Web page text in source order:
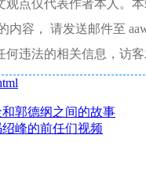
点仅代表作者本人。
容， 请发送邮件至
违法的相关信息，访
郭德纲之间的故事
峰的前任们视频